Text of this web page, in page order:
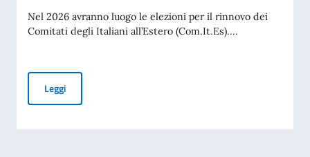
Nel 2026 avranno luogo le elezioni per il rinnovo dei
Comitati degli Italiani all’Estero (Com.It.Es)....
LeggiElezioni dei COMITES 2026